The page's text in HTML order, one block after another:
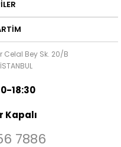
Celal Bey Sk. 20/B
18:30
Kapalı
7886